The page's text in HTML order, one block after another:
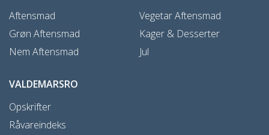
Aftensmad
Grøn Aftensmad
Nem Aftensmad
Vegetar Aftensmad
Kager & Desserter
Jul
VALDEMARSRO
Opskrifter
Råvareindeks